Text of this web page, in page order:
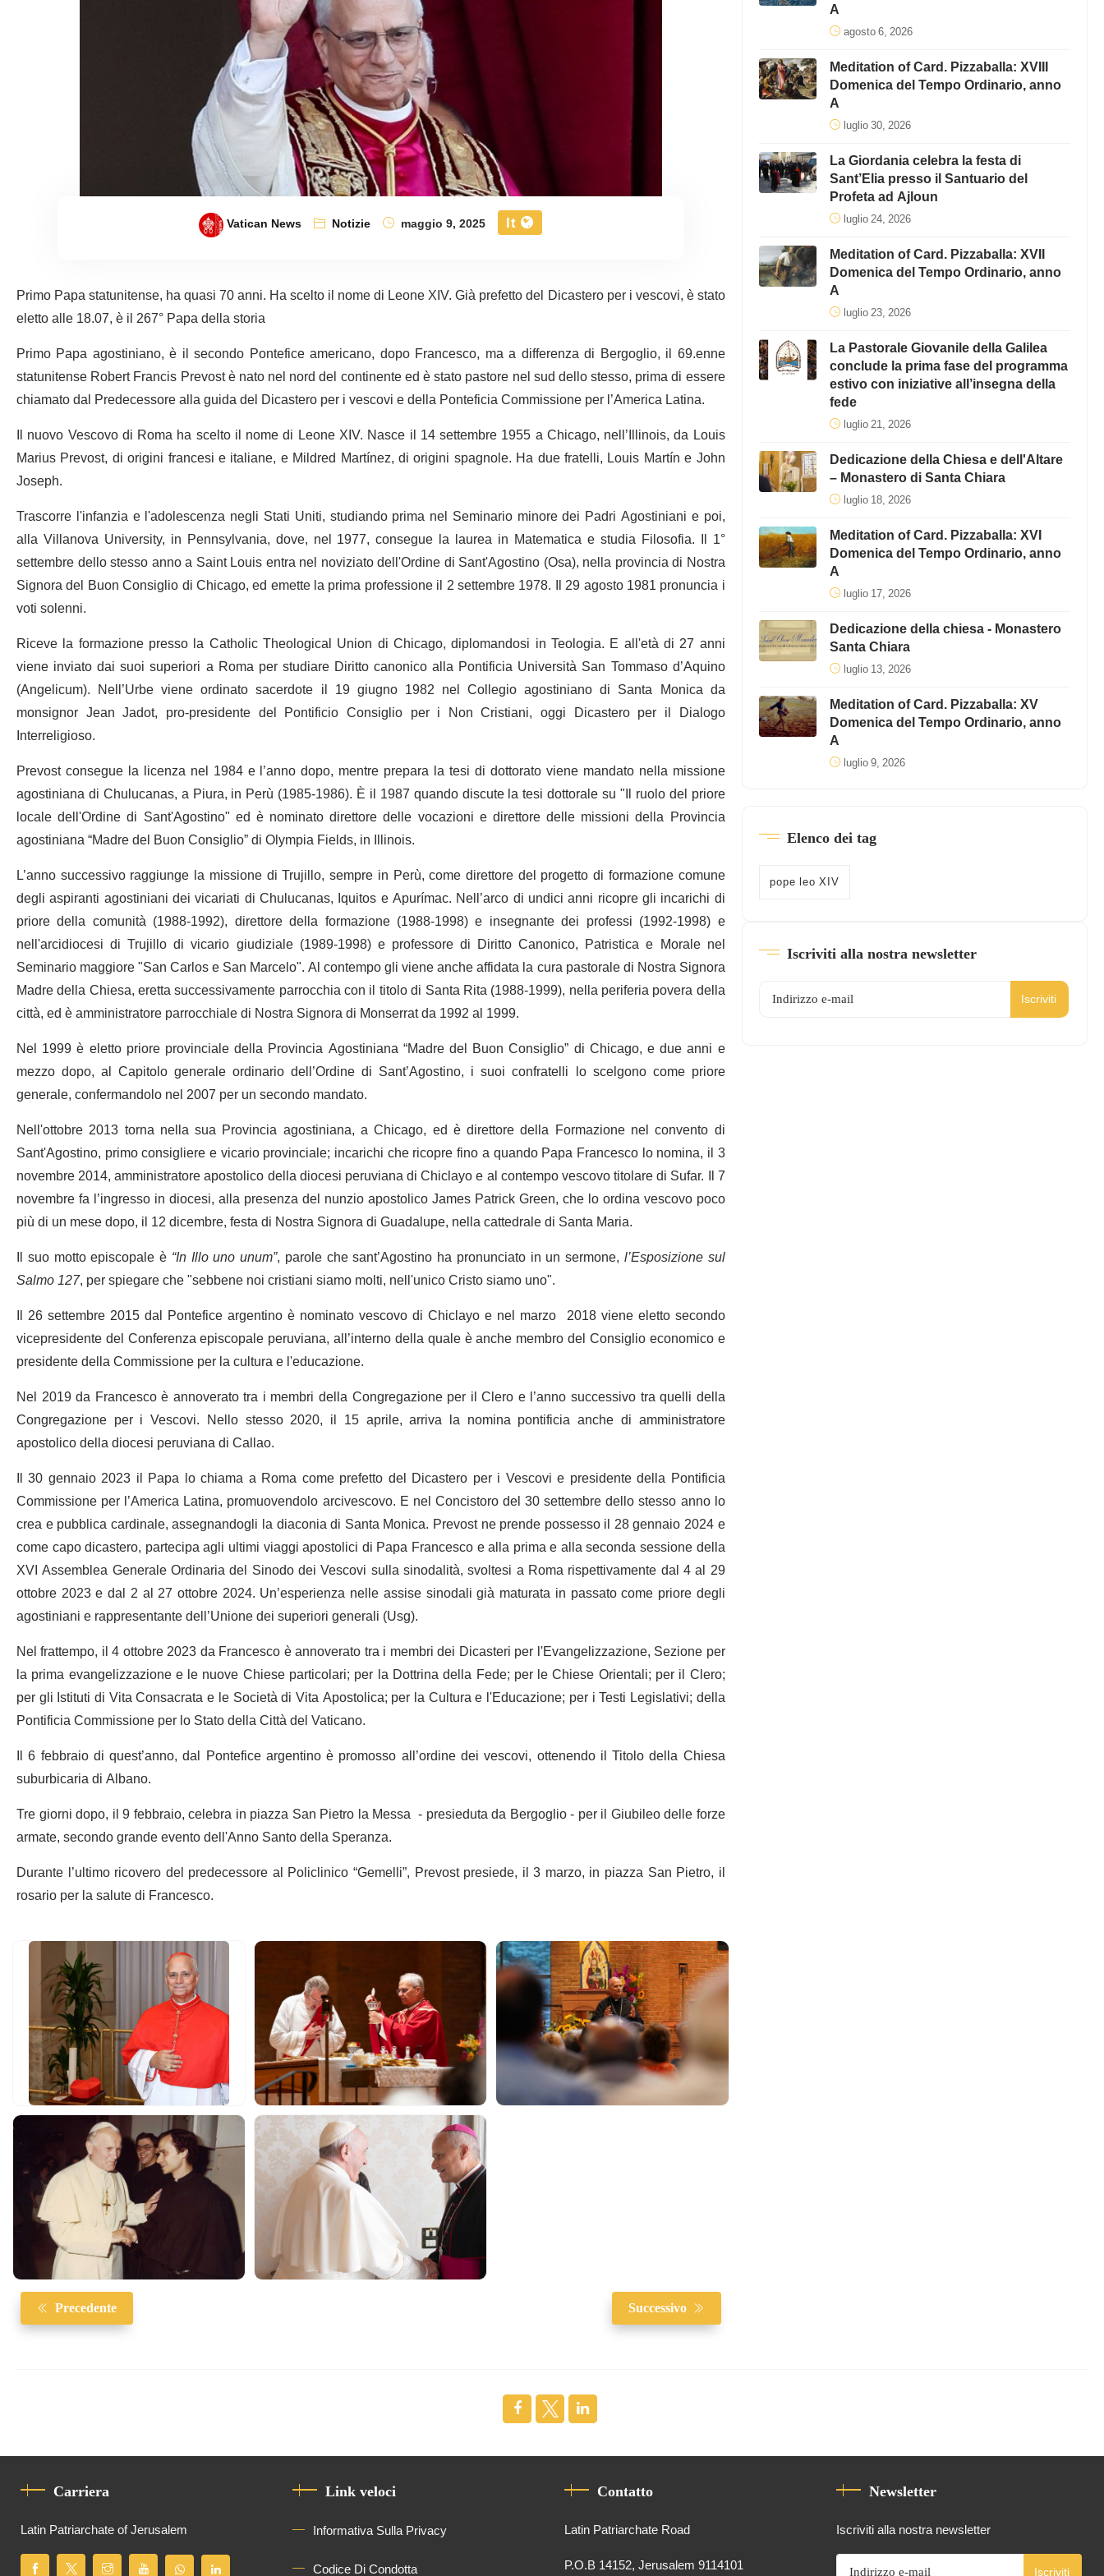
Vatican News Notizie maggio 9, 2025 It
Primo Papa statunitense, ha quasi 70 anni. Ha scelto il nome di Leone XIV. Già prefetto del Dicastero per i vescovi, è stato
eletto alle 18.07, è il 267° Papa della storia
Primo Papa agostiniano, è il secondo Pontefice americano, dopo Francesco, ma a differenza di Bergoglio, il 69.enne
statunitense Robert Francis Prevost è nato nel nord del continente ed è stato pastore nel sud dello stesso, prima di essere
chiamato dal Predecessore alla guida del Dicastero per i vescovi e della Ponteficia Commissione per l’America Latina.
Il nuovo Vescovo di Roma ha scelto il nome di Leone XIV. Nasce il 14 settembre 1955 a Chicago, nell’Illinois, da Louis
Marius Prevost, di origini francesi e italiane, e Mildred Martínez, di origini spagnole. Ha due fratelli, Louis Martín e John
Joseph.
Trascorre l'infanzia e l'adolescenza negli Stati Uniti, studiando prima nel Seminario minore dei Padri Agostiniani e poi,
alla Villanova University, in Pennsylvania, dove, nel 1977, consegue la laurea in Matematica e studia Filosofia. Il 1°
settembre dello stesso anno a Saint Louis entra nel noviziato dell'Ordine di Sant'Agostino (Osa), nella provincia di Nostra
Signora del Buon Consiglio di Chicago, ed emette la prima professione il 2 settembre 1978. Il 29 agosto 1981 pronuncia i
voti solenni.
Riceve la formazione presso la Catholic Theological Union di Chicago, diplomandosi in Teologia. E all'età di 27 anni
viene inviato dai suoi superiori a Roma per studiare Diritto canonico alla Pontificia Università San Tommaso d’Aquino
(Angelicum). Nell’Urbe viene ordinato sacerdote il 19 giugno 1982 nel Collegio agostiniano di Santa Monica da
monsignor Jean Jadot, pro-presidente del Pontificio Consiglio per i Non Cristiani, oggi Dicastero per il Dialogo
Interreligioso.
Prevost consegue la licenza nel 1984 e l’anno dopo, mentre prepara la tesi di dottorato viene mandato nella missione
agostiniana di Chulucanas, a Piura, in Perù (1985-1986). È il 1987 quando discute la tesi dottorale su "Il ruolo del priore
locale dell'Ordine di Sant'Agostino" ed è nominato direttore delle vocazioni e direttore delle missioni della Provincia
agostiniana “Madre del Buon Consiglio” di Olympia Fields, in Illinois.
L’anno successivo raggiunge la missione di Trujillo, sempre in Perù, come direttore del progetto di formazione comune
degli aspiranti agostiniani dei vicariati di Chulucanas, Iquitos e Apurímac. Nell’arco di undici anni ricopre gli incarichi di
priore della comunità (1988-1992), direttore della formazione (1988-1998) e insegnante dei professi (1992-1998) e
nell'arcidiocesi di Trujillo di vicario giudiziale (1989-1998) e professore di Diritto Canonico, Patristica e Morale nel
Seminario maggiore "San Carlos e San Marcelo". Al contempo gli viene anche affidata la cura pastorale di Nostra Signora
Madre della Chiesa, eretta successivamente parrocchia con il titolo di Santa Rita (1988-1999), nella periferia povera della
città, ed è amministratore parrocchiale di Nostra Signora di Monserrat da 1992 al 1999.
Nel 1999 è eletto priore provinciale della Provincia Agostiniana “Madre del Buon Consiglio” di Chicago, e due anni e
mezzo dopo, al Capitolo generale ordinario dell’Ordine di Sant’Agostino, i suoi confratelli lo scelgono come priore
generale, confermandolo nel 2007 per un secondo mandato.
Nell'ottobre 2013 torna nella sua Provincia agostiniana, a Chicago, ed è direttore della Formazione nel convento di
Sant'Agostino, primo consigliere e vicario provinciale; incarichi che ricopre fino a quando Papa Francesco lo nomina, il 3
novembre 2014, amministratore apostolico della diocesi peruviana di Chiclayo e al contempo vescovo titolare di Sufar. Il 7
novembre fa l’ingresso in diocesi, alla presenza del nunzio apostolico James Patrick Green, che lo ordina vescovo poco
più di un mese dopo, il 12 dicembre, festa di Nostra Signora di Guadalupe, nella cattedrale di Santa Maria.
Il suo motto episcopale è “In Illo uno unum”, parole che sant’Agostino ha pronunciato in un sermone, l’Esposizione sul
Salmo 127, per spiegare che "sebbene noi cristiani siamo molti, nell'unico Cristo siamo uno".
Il 26 settembre 2015 dal Pontefice argentino è nominato vescovo di Chiclayo e nel marzo 2018 viene eletto secondo
vicepresidente del Conferenza episcopale peruviana, all’interno della quale è anche membro del Consiglio economico e
presidente della Commissione per la cultura e l'educazione.
Nel 2019 da Francesco è annoverato tra i membri della Congregazione per il Clero e l’anno successivo tra quelli della
Congregazione per i Vescovi. Nello stesso 2020, il 15 aprile, arriva la nomina pontificia anche di amministratore
apostolico della diocesi peruviana di Callao.
Il 30 gennaio 2023 il Papa lo chiama a Roma come prefetto del Dicastero per i Vescovi e presidente della Pontificia
Commissione per l’America Latina, promuovendolo arcivescovo. E nel Concistoro del 30 settembre dello stesso anno lo
crea e pubblica cardinale, assegnandogli la diaconia di Santa Monica. Prevost ne prende possesso il 28 gennaio 2024 e
come capo dicastero, partecipa agli ultimi viaggi apostolici di Papa Francesco e alla prima e alla seconda sessione della
XVI Assemblea Generale Ordinaria del Sinodo dei Vescovi sulla sinodalità, svoltesi a Roma rispettivamente dal 4 al 29
ottobre 2023 e dal 2 al 27 ottobre 2024. Un’esperienza nelle assise sinodali già maturata in passato come priore degli
agostiniani e rappresentante dell’Unione dei superiori generali (Usg).
Nel frattempo, il 4 ottobre 2023 da Francesco è annoverato tra i membri dei Dicasteri per l'Evangelizzazione, Sezione per
la prima evangelizzazione e le nuove Chiese particolari; per la Dottrina della Fede; per le Chiese Orientali; per il Clero;
per gli Istituti di Vita Consacrata e le Società di Vita Apostolica; per la Cultura e l'Educazione; per i Testi Legislativi; della
Pontificia Commissione per lo Stato della Città del Vaticano.
Il 6 febbraio di quest’anno, dal Pontefice argentino è promosso all’ordine dei vescovi, ottenendo il Titolo della Chiesa
suburbicaria di Albano.
Tre giorni dopo, il 9 febbraio, celebra in piazza San Pietro la Messa - presieduta da Bergoglio - per il Giubileo delle forze
armate, secondo grande evento dell'Anno Santo della Speranza.
Durante l’ultimo ricovero del predecessore al Policlinico “Gemelli”, Prevost presiede, il 3 marzo, in piazza San Pietro, il
rosario per la salute di Francesco.
Precedente Successivo
A
agosto 6, 2026
Meditation of Card. Pizzaballa: XVIII
Domenica del Tempo Ordinario, anno
A
luglio 30, 2026
La Giordania celebra la festa di
Sant’Elia presso il Santuario del
Profeta ad Ajloun
luglio 24, 2026
Meditation of Card. Pizzaballa: XVII
Domenica del Tempo Ordinario, anno
A
luglio 23, 2026
La Pastorale Giovanile della Galilea
conclude la prima fase del programma
estivo con iniziative all’insegna della
fede
luglio 21, 2026
Dedicazione della Chiesa e dell'Altare
– Monastero di Santa Chiara
luglio 18, 2026
Meditation of Card. Pizzaballa: XVI
Domenica del Tempo Ordinario, anno
A
luglio 17, 2026
Dedicazione della chiesa - Monastero
Santa Chiara
luglio 13, 2026
Meditation of Card. Pizzaballa: XV
Domenica del Tempo Ordinario, anno
A
luglio 9, 2026
Elenco dei tag
pope leo XIV
Iscriviti alla nostra newsletter
Iscriviti
Carriera
Latin Patriarchate of Jerusalem
Link veloci
Informativa Sulla Privacy
Codice Di Condotta
Contatto
Latin Patriarchate Road
P.O.B 14152, Jerusalem 9114101
Newsletter
Iscriviti alla nostra newsletter